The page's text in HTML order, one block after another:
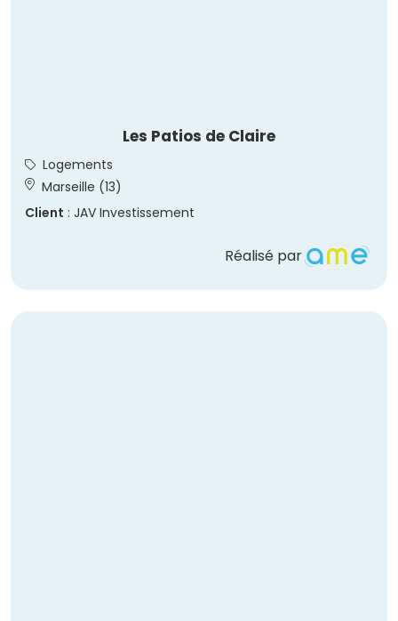
Les Patios de Claire
Logements
Marseille (13)
Client : JAV Investissement
Réalisé par